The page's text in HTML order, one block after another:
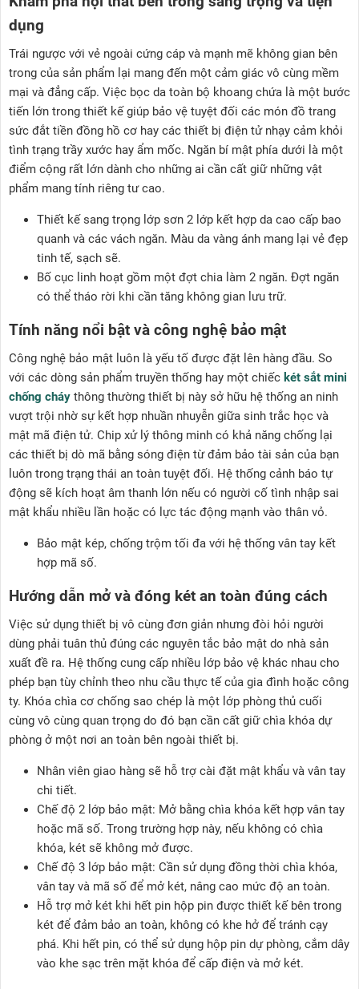
dụng
Trái ngược với vẻ ngoài cứng cáp và mạnh mẽ không gian bên
trong của sản phẩm lại mang đến một cảm giác vô cùng mềm
mại và đẳng cấp. Việc bọc da toàn bộ khoang chứa là một bước
tiến lớn trong thiết kế giúp bảo vệ tuyệt đối các món đồ trang
sức đắt tiền đồng hồ cơ hay các thiết bị điện tử nhạy cảm khỏi
tình trạng trầy xước hay ẩm mốc. Ngăn bí mật phía dưới là một
điểm cộng rất lớn dành cho những ai cần cất giữ những vật
phẩm mang tính riêng tư cao.
Thiết kế sang trọng lớp sơn 2 lớp kết hợp da cao cấp bao
quanh và các vách ngăn. Màu da vàng ánh mang lại vẻ đẹp
tinh tế, sạch sẽ.
Bố cục linh hoạt gồm một đợt chia làm 2 ngăn. Đợt ngăn
có thể tháo rời khi cần tăng không gian lưu trữ.
Tính năng nổi bật và công nghệ bảo mật
Công nghệ bảo mật luôn là yếu tố được đặt lên hàng đầu. So
với các dòng sản phẩm truyền thống hay một chiếc két sắt mini
chống cháy thông thường thiết bị này sở hữu hệ thống an ninh
vượt trội nhờ sự kết hợp nhuần nhuyễn giữa sinh trắc học và
mật mã điện tử. Chip xử lý thông minh có khả năng chống lại
các thiết bị dò mã bằng sóng điện từ đảm bảo tài sản của bạn
luôn trong trạng thái an toàn tuyệt đối. Hệ thống cảnh báo tự
động sẽ kích hoạt âm thanh lớn nếu có người cố tình nhập sai
mật khẩu nhiều lần hoặc có lực tác động mạnh vào thân vỏ.
Bảo mật kép, chống trộm tối đa với hệ thống vân tay kết
hợp mã số.
Hướng dẫn mở và đóng két an toàn đúng cách
Việc sử dụng thiết bị vô cùng đơn giản nhưng đòi hỏi người
dùng phải tuân thủ đúng các nguyên tắc bảo mật do nhà sản
xuất đề ra. Hệ thống cung cấp nhiều lớp bảo vệ khác nhau cho
phép bạn tùy chỉnh theo nhu cầu thực tế của gia đình hoặc công
ty. Khóa chìa cơ chống sao chép là một lớp phòng thủ cuối
cùng vô cùng quan trọng do đó bạn cần cất giữ chìa khóa dự
phòng ở một nơi an toàn bên ngoài thiết bị.
Nhân viên giao hàng sẽ hỗ trợ cài đặt mật khẩu và vân tay
chi tiết.
Chế độ 2 lớp bảo mật: Mở bằng chìa khóa kết hợp vân tay
hoặc mã số. Trong trường hợp này, nếu không có chìa
khóa, két sẽ không mở được.
Chế độ 3 lớp bảo mật: Cần sử dụng đồng thời chìa khóa,
vân tay và mã số để mở két, nâng cao mức độ an toàn.
Hỗ trợ mở két khi hết pin hộp pin được thiết kế bên trong
két để đảm bảo an toàn, không có khe hở để tránh cạy
phá. Khi hết pin, có thể sử dụng hộp pin dự phòng, cắm dây
vào khe sạc trên mặt khóa để cấp điện và mở két.